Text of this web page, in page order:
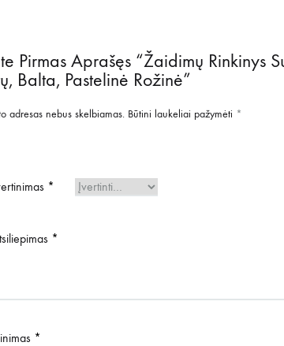
Pirmas Aprašęs “Žaidimų
Balta, Pastelinė Rožinė”
adresas nebus skelbiamas. Būtini laukeliai pažymėti *
*
*
*